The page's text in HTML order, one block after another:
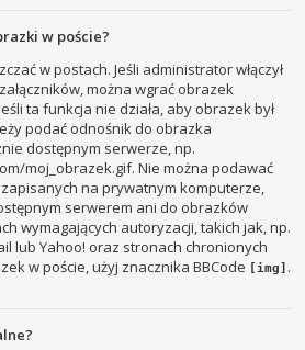
w poście?
w postach. Jeśli administrator włączył
można wgrać obrazek
ta funkcja nie działa, aby obrazek był
podać odnośnik do obrazka
dostępnym serwerze, np.
moj_obrazek.gif. Nie można podawać
na prywatnym komputerze,
serwerem ani do obrazków
wymagających autoryzacji, takich jak, np.
lub Yahoo! oraz stronach chronionych
w poście, użyj znacznika BBCode [img] .